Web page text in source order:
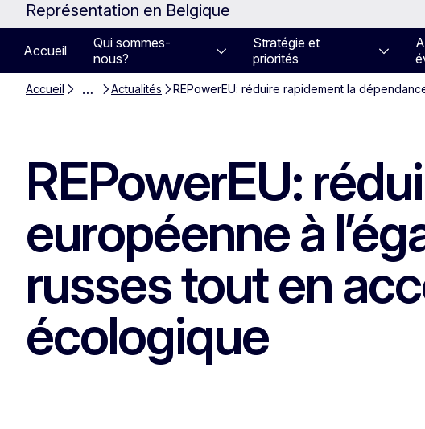
Représentation en Belgique
Accueil
Qui sommes-
nous?
Stratégie et
priorités
Accueil … Actualités REPowerEU: réduire rapidement la
REPowerEU:
européenne à
russes tout en
écologique